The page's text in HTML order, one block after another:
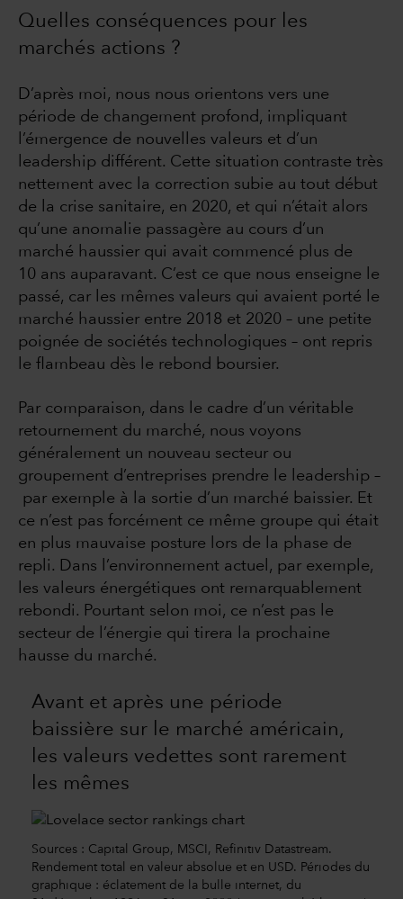
Quelles conséquences pour les
marchés actions ?
D’après moi, nous nous orientons vers une
période de changement profond, impliquant
l’émergence de nouvelles valeurs et d’un
leadership différent. Cette situation contraste très
nettement avec la correction subie au tout début
de la crise sanitaire, en 2020, et qui n’était alors
qu’une anomalie passagère au cours d’un
marché haussier qui avait commencé plus de
10 ans auparavant. C’est ce que nous enseigne le
passé, car les mêmes valeurs qui avaient porté le
marché haussier entre 2018 et 2020 – une petite
poignée de sociétés technologiques – ont repris
le flambeau dès le rebond boursier.
Par comparaison, dans le cadre d’un véritable
retournement du marché, nous voyons
généralement un nouveau secteur ou
groupement d’entreprises prendre le leadership –
par exemple à la sortie d’un marché baissier. Et
ce n’est pas forcément ce même groupe qui était
en plus mauvaise posture lors de la phase de
repli. Dans l’environnement actuel, par exemple,
les valeurs énergétiques ont remarquablement
rebondi. Pourtant selon moi, ce n’est pas le
secteur de l’énergie qui tirera la prochaine
hausse du marché.
Avant et après une période
baissière sur le marché américain,
les valeurs vedettes sont rarement
les mêmes
Sources : Capital Group, MSCI, Refinitiv Datastream.
Rendement total en valeur absolue et en USD. Périodes du
graphique : éclatement de la bulle internet, du